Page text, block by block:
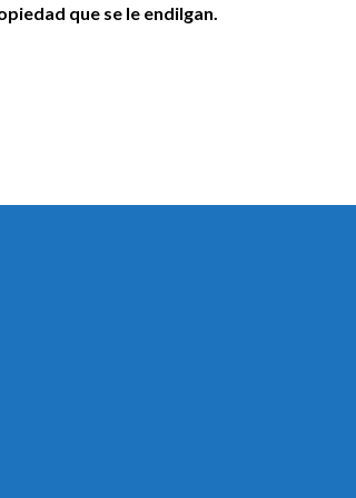
que se le endilgan.